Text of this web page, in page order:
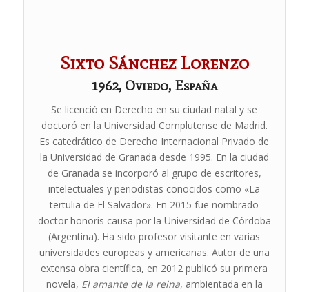
Sixto Sánchez Lorenzo
1962, Oviedo, España
Se licenció en Derecho en su ciudad natal y se
doctoró en la Universidad Complutense de Madrid.
Es catedrático de Derecho Internacional Privado de
la Universidad de Granada desde 1995. En la ciudad
de Granada se incorporó al grupo de escritores,
intelectuales y periodistas conocidos como «La
tertulia de El Salvador». En 2015 fue nombrado
doctor honoris causa por la Universidad de Córdoba
(Argentina). Ha sido profesor visitante en varias
universidades europeas y americanas. Autor de una
extensa obra científica, en 2012 publicó su primera
novela, El amante de la reina, ambientada en la